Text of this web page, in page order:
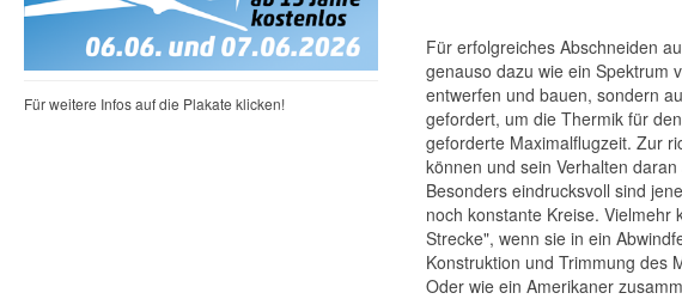
Für erfolgreiches Abschneiden
genauso dazu wie ein Spektrum
entwerfen und bauen, sondern
gefordert, um die Thermik für
geforderte Maximalflugzeit. Zur
können und sein Verhalten
Besonders eindrucksvoll sind
noch konstante Kreise.
Strecke", wenn sie in ein
Konstruktion und Trimmung des
Oder wie ein Amerikaner
Für weitere Infos auf die Plakate klicken!